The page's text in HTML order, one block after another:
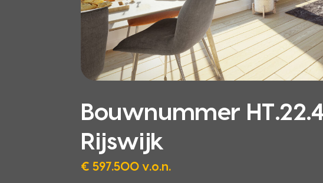
Bouwnummer
Rijswijk
€ 597.500 v.o.n.